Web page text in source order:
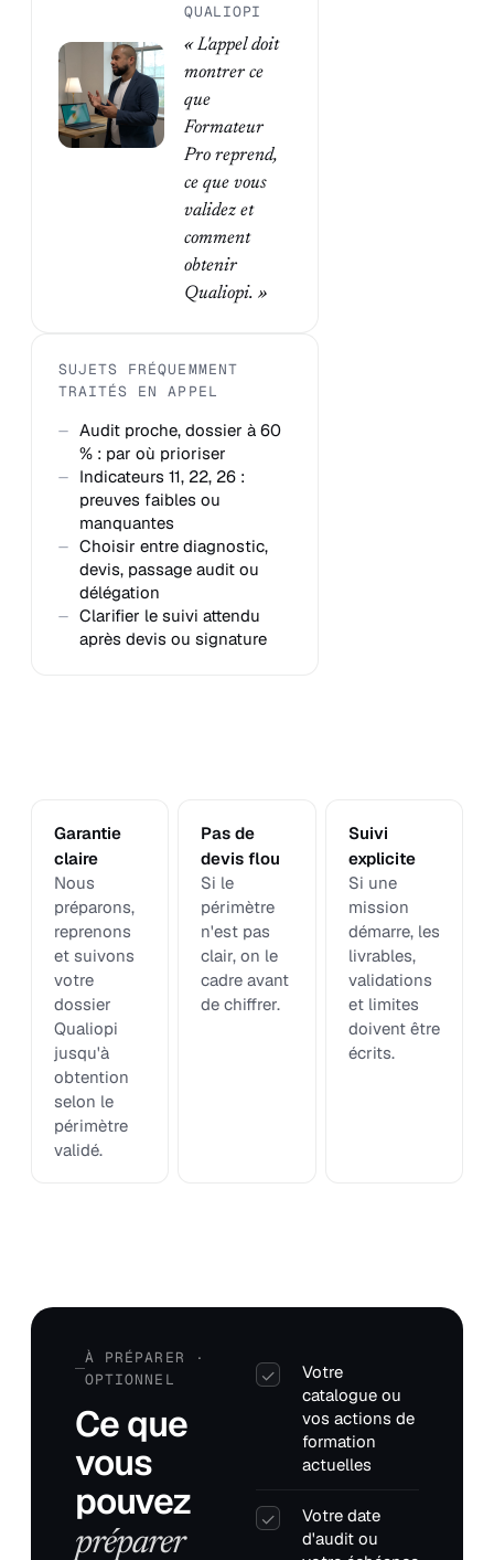
QUALIOPI
« L'appel doit
montrer ce
que
Formateur
Pro reprend,
ce que vous
validez et
comment
obtenir
Qualiopi. »
SUJETS FRÉQUEMMENT
TRAITÉS EN APPEL
Audit proche, dossier à 60
% : par où prioriser
Indicateurs 11, 22, 26 :
preuves faibles ou
manquantes
Choisir entre diagnostic,
devis, passage audit ou
délégation
Clarifier le suivi attendu
après devis ou signature
Garantie
claire
Nous
préparons,
reprenons
et suivons
votre
dossier
Qualiopi
jusqu'à
obtention
selon le
périmètre
validé.
Pas de
devis flou
Si le
périmètre
n'est pas
clair, on le
cadre avant
de chiffrer.
Suivi
explicite
Si une
mission
démarre, les
livrables,
validations
et limites
doivent être
écrits.
À PRÉPARER ·
OPTIONNEL
Ce que
vous
pouvez
préparer
✓
Votre
catalogue ou
vos actions de
formation
actuelles
✓
Votre date
d'audit ou